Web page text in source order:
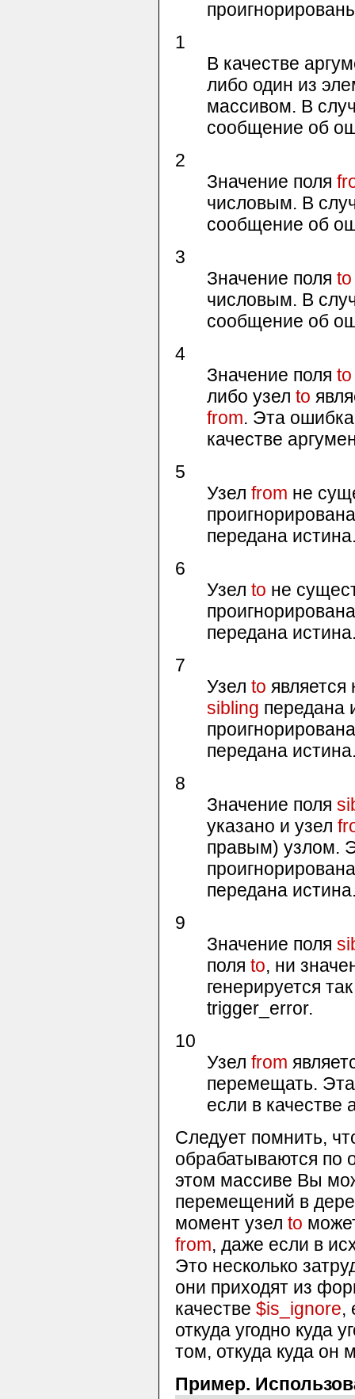
1
В качестве
либо один из
массивом. В
сообщение об
2
Значение поля
числовым. В
сообщение об
3
Значение поля to
числовым. В
сообщение об
4
Значение поля to
либо узел to
from. Эта
качестве
5
Узел from не
передана
6
Узел to не
передана
7
Узел to
sibling передана
передана
8
Значение поля
указано и узел
правым) узлом.
передана
9
Значение поля
поля to, ни
генерируется
trigger_error.
10
Узел from
перемещать.
если в качестве
Следует помнить,
обрабатываются по
этом массиве Вы
перемещений в
момент узел to
from, даже если в
Это несколько
они приходят из
качестве $is_ignore,
откуда угодно куда
том, откуда куда он
Пример.